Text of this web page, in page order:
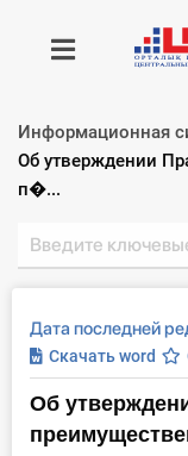
Получить
Главная ИС
Формы
Консультации
Информационная
Текущий:
Об утверждении
п�...
Дата последней
Скачать word
Об